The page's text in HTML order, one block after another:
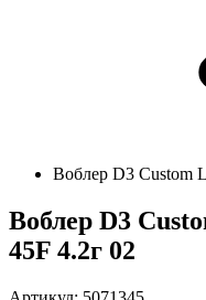
Воблер D3 Custom
Воблер D3
45F 4.2г 02